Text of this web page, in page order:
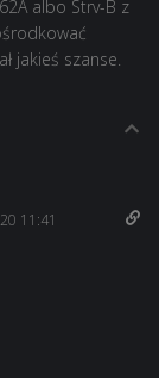
albo Strv-B z
jakieś szanse.
11:41